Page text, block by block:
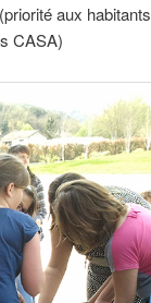
aux habitants
CASA)